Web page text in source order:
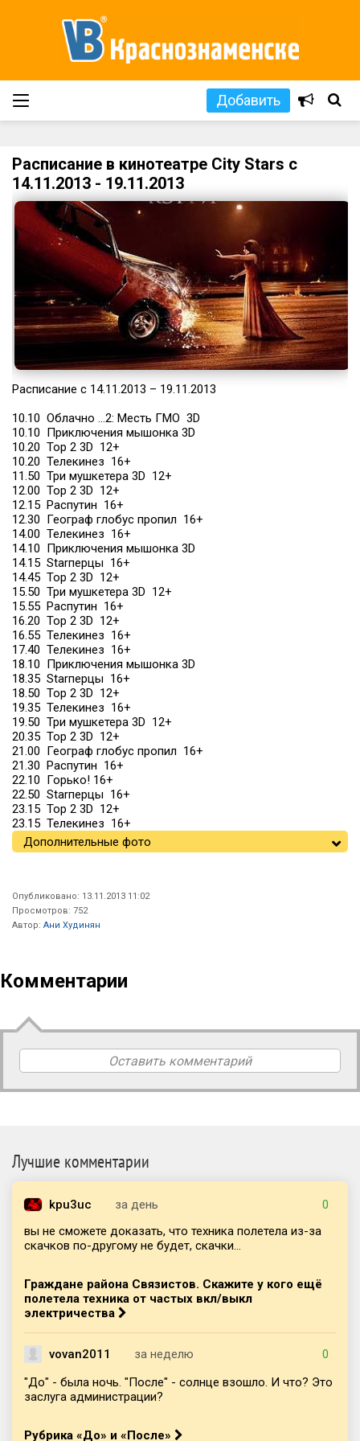
Добавить
Расписание в кинотеатре City Stars с
14.11.2013 - 19.11.2013
Расписание c 14.11.2013 – 19.11.2013
10.10 Облачно …2: Месть ГМО 3D
10.10 Приключения мышонка 3D
10.20 Тор 2 3D 12+
10.20 Телекинез 16+
11.50 Три мушкетера 3D 12+
12.00 Тор 2 3D 12+
12.15 Распутин 16+
12.30 Географ глобус пропил 16+
14.00 Телекинез 16+
14.10 Приключения мышонка 3D
14.15 Starперцы 16+
14.45 Тор 2 3D 12+
15.50 Три мушкетера 3D 12+
15.55 Распутин 16+
16.20 Тор 2 3D 12+
16.55 Телекинез 16+
17.40 Телекинез 16+
18.10 Приключения мышонка 3D
18.35 Starперцы 16+
18.50 Тор 2 3D 12+
19.35 Телекинез 16+
19.50 Три мушкетера 3D 12+
20.35 Тор 2 3D 12+
21.00 Географ глобус пропил 16+
21.30 Распутин 16+
22.10 Горько! 16+
22.50 Starперцы 16+
23.15 Тор 2 3D 12+
23.15 Телекинез 16+
Дополнительные фото
Опубликовано: 13.11.2013 11:02
Просмотров: 752
Автор: Ани Худинян
Комментарии
Оставить комментарий
Лучшие комментарии
kpu3uc за день
0
вы не сможете доказать, что техника полетела из-за
скачков по-другому не будет, скачки...
Граждане района Связистов. Скажите у кого ещё
полетела техника от частых вкл/выкл
электричества
vovan2011 за неделю
0
"До" - была ночь. "После" - солнце взошло. И что? Это
заслуга администрации?
Рубрика «До» и «После»